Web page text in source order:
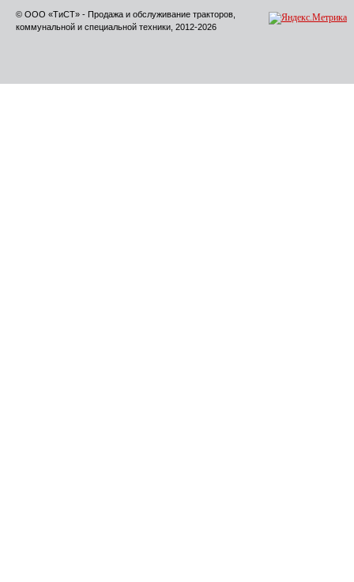
© ООО «ТиСТ» - Продажа и обслуживание тракторов,
коммунальной и специальной техники, 2012-2026